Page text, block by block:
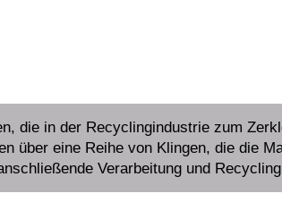
die in der Recyclingindustrie zum
über eine Reihe von Klingen, die die
Verarbeitung und